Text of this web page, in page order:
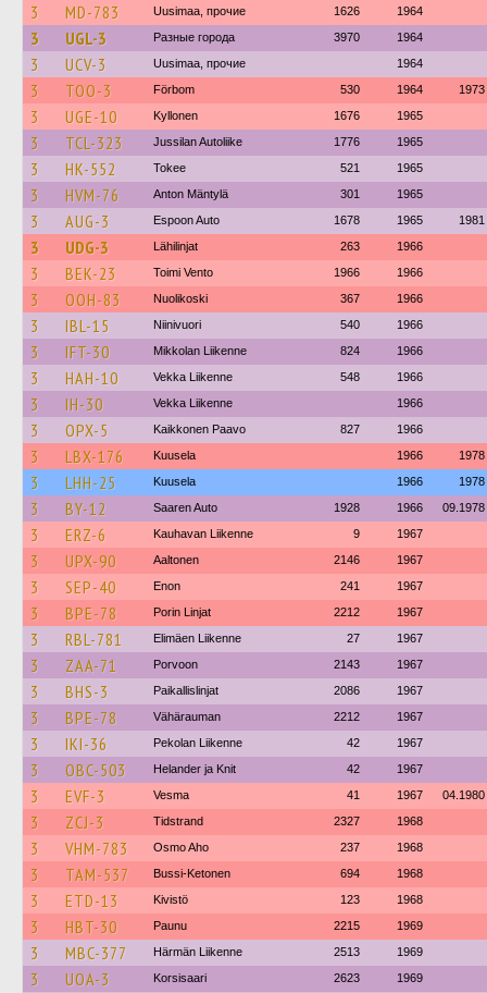
3 MD-783 Uusimaa, прочие 1626 1964
3 UGL-3 Разные города 3970 1964
3 UCV-3 Uusimaa, прочие 1964
3 TOO-3 Förbom 530 1964 1973
3 UGE-10 Kyllonen 1676 1965
3 TCL-323 Jussilan Autoliike 1776 1965
3 HK-552 Tokee 521 1965
3 HVM-76 Anton Mäntylä 301 1965
3 AUG-3 Espoon Auto 1678 1965 1981
3 UDG-3 Lähilinjat 263 1966
3 BEK-23 Toimi Vento 1966 1966
3 OOH-83 Nuolikoski 367 1966
3 IBL-15 Niinivuori 540 1966
3 IFT-30 Mikkolan Liikenne 824 1966
3 HAH-10 Vekka Liikenne 548 1966
3 IH-30 Vekka Liikenne 1966
3 OPX-5 Kaikkonen Paavo 827 1966
3 LBX-176 Kuusela 1966 1978
3 LHH-25 Kuusela 1966 1978
3 BY-12 Saaren Auto 1928 1966 09.1978
3 ERZ-6 Kauhavan Liikenne 9 1967
3 UPX-90 Aaltonen 2146 1967
3 SEP-40 Enon 241 1967
3 BPE-78 Porin Linjat 2212 1967
3 RBL-781 Elimäen Liikenne 27 1967
3 ZAA-71 Porvoon 2143 1967
3 BHS-3 Paikallislinjat 2086 1967
3 BPE-78 Vähärauman 2212 1967
3 IKI-36 Pekolan Liikenne 42 1967
3 OBC-503 Helander ja Knit 42 1967
3 EVF-3 Vesma 41 1967 04.1980
3 ZCJ-3 Tidstrand 2327 1968
3 VHM-783 Osmo Aho 237 1968
3 TAM-537 Bussi-Ketonen 694 1968
3 ETD-13 Kivistö 123 1968
3 HBT-30 Paunu 2215 1969
3 MBC-377 Härmän Liikenne 2513 1969
3 UOA-3 Korsisaari 2623 1969